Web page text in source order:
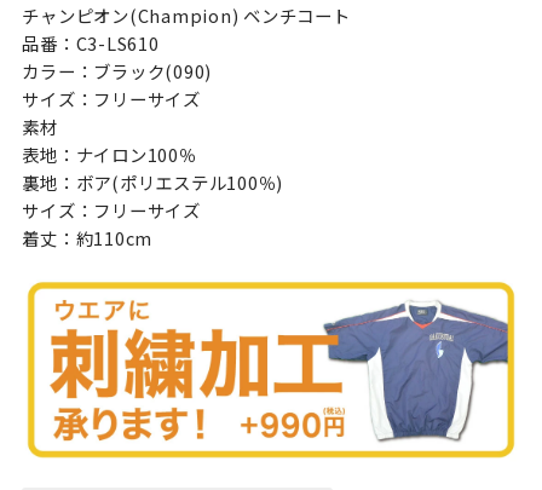
チャンピオン(Champion) ベンチコート
品番：C3-LS610
カラー：ブラック(090)
サイズ：フリーサイズ
素材
表地：ナイロン100％
裏地：ボア(ポリエステル100％)
サイズ：フリーサイズ
着丈：約110cm